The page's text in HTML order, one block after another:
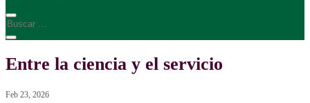
Entre la ciencia y el servicio
Feb 23, 2026